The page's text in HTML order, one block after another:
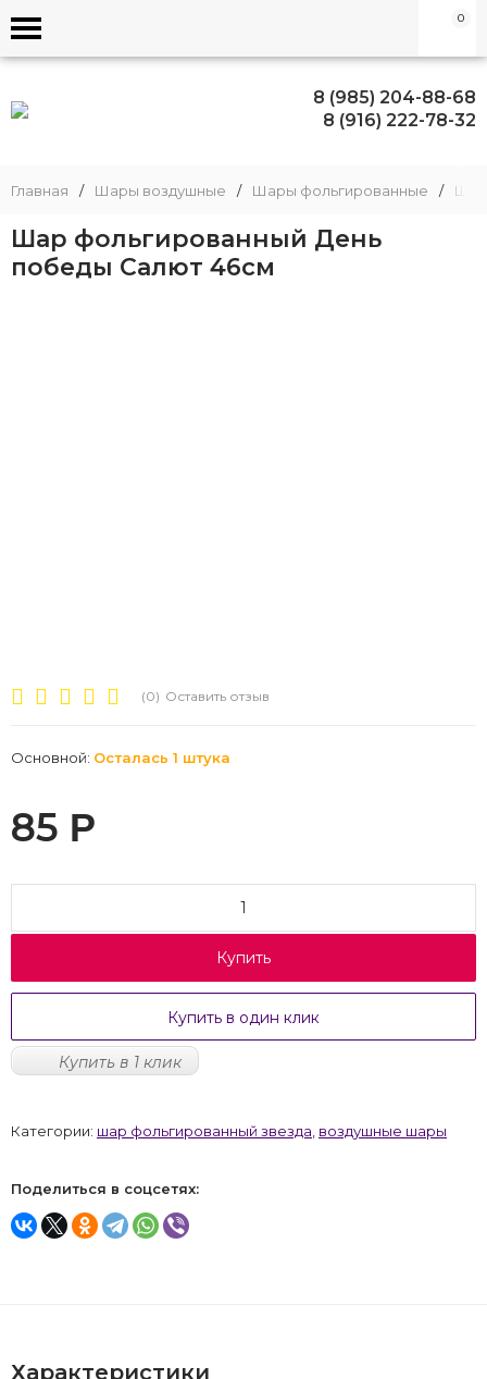
0
8 (985) 204-88-68
8 (916) 222-78-32
Главная / Шары воздушные / Шары фольгированные / Шар
Шар фольгированный День
победы Салют 46см
(0) Оставить отзыв
Основной: Осталась 1 штука
85 Р
Купить
Купить в один клик
Купить в 1 клик
Категории: шар фольгированный звезда воздушные шары
Поделиться в соцсетях:
Характеристики